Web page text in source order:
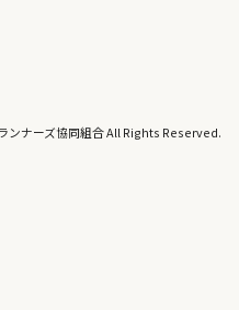
ナーズ協同組合 All Rights Reserved.